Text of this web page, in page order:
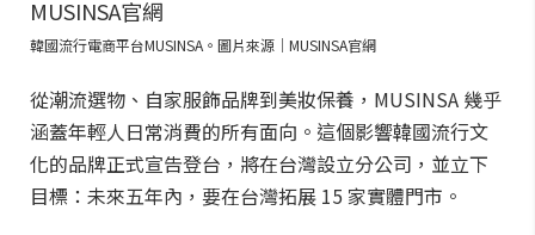
韓國流行電商平台MUSINSA。圖片來源｜MUSINSA官網
從潮流選物、自家服飾品牌到美妝保養，MUSINSA 幾乎
涵蓋年輕人日常消費的所有面向。這個影響韓國流行文
化的品牌正式宣告登台，將在台灣設立分公司，並立下
目標：未來五年內，要在台灣拓展 15 家實體門市。